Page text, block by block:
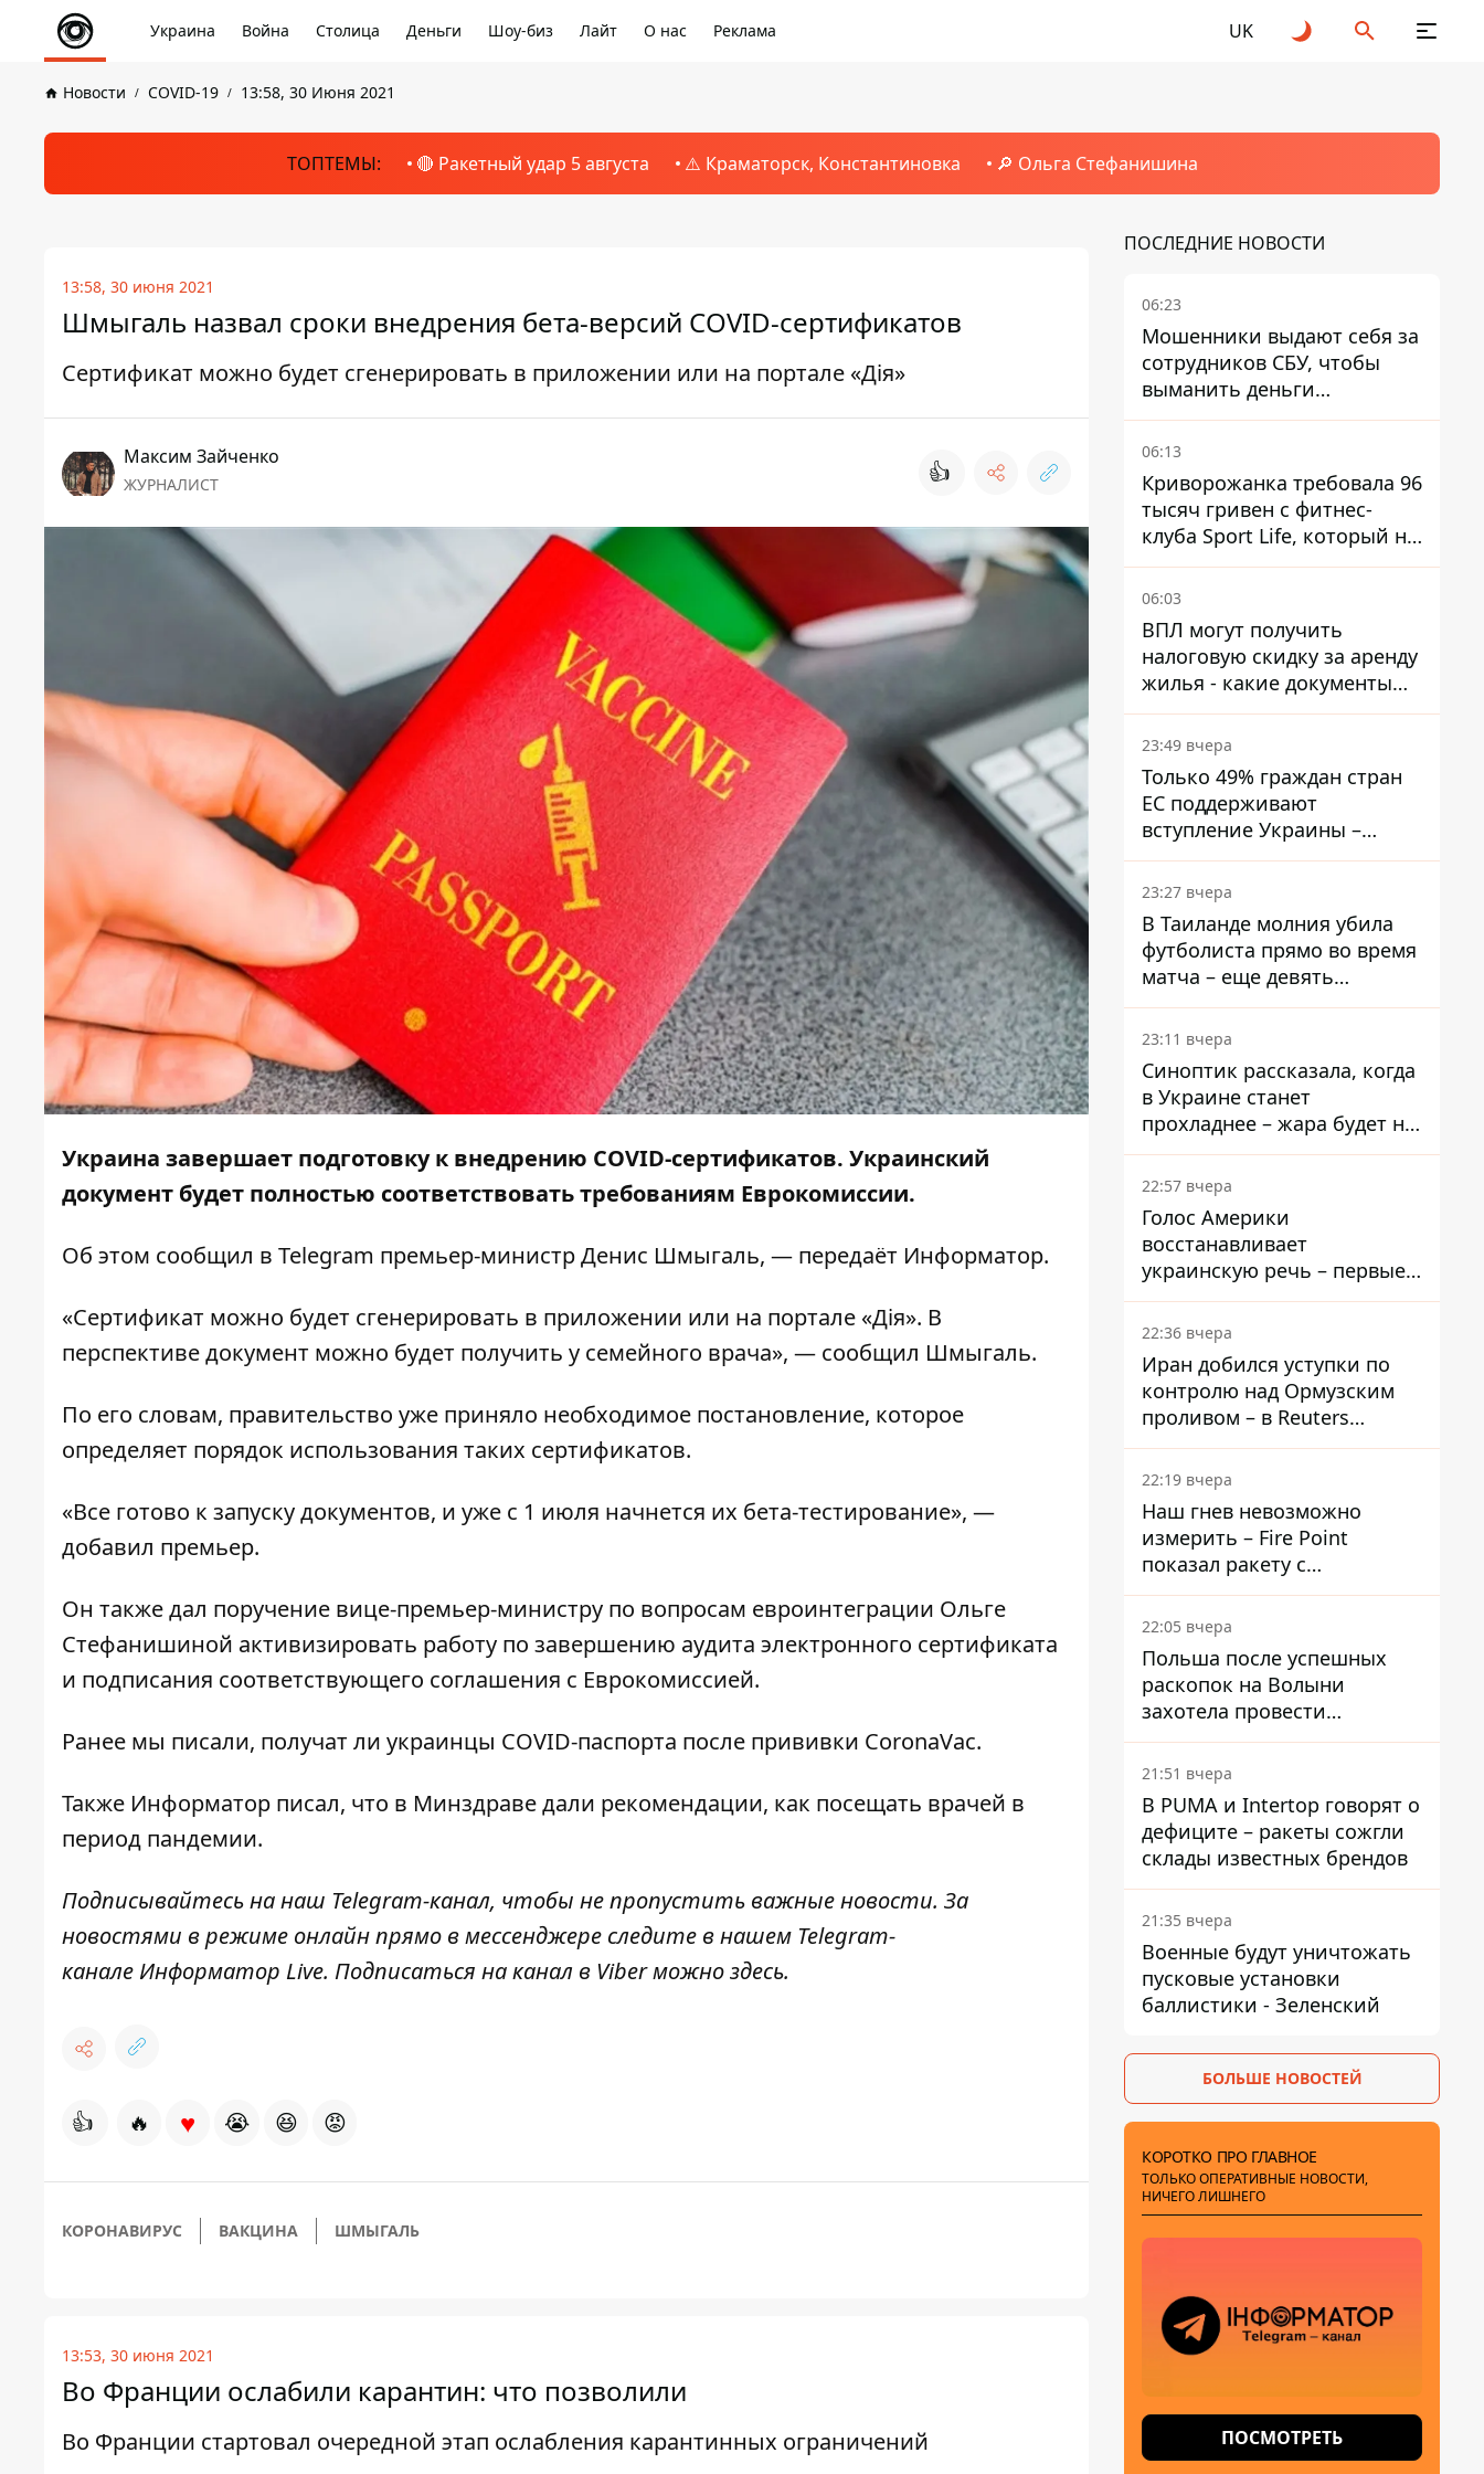
Украина Война Столица Деньги Шоу-биз Лайт О нас Реклама UK
Новости COVID-19 13:58, 30 Июня 2021
ТОПТЕМЫ: 🔴 Ракетный удар 5 августа ⚠️ Краматорск, Константиновка 🔎 Ольга Стефанишина
13:58, 30 июня 2021
Шмыгаль назвал сроки внедрения бета-версий COVID-сертификатов
Сертификат можно будет сгенерировать в приложении или на портале «Дія»
Максим Зайченко
ЖУРНАЛИСТ 👍
Украина завершает подготовку к внедрению COVID-сертификатов. Украинский
документ будет полностью соответствовать требованиям Еврокомиссии.
Об этом сообщил в Telegram премьер-министр Денис Шмыгаль, — передаёт Информатор.
«Сертификат можно будет сгенерировать в приложении или на портале «Дія». В
перспективе документ можно будет получить у семейного врача», — сообщил Шмыгаль.
По его словам, правительство уже приняло необходимое постановление, которое
определяет порядок использования таких сертификатов.
«Все готово к запуску документов, и уже с 1 июля начнется их бета-тестирование», —
добавил премьер.
Он также дал поручение вице-премьер-министру по вопросам евроинтеграции Ольге
Стефанишиной активизировать работу по завершению аудита электронного сертификата
и подписания соответствующего соглашения с Еврокомиссией.
Ранее мы писали, получат ли украинцы COVID-паспорта после прививки CoronaVac.
Также Информатор писал, что в Минздраве дали рекомендации, как посещать врачей в
период пандемии.
Подписывайтесь на наш Telegram-канал, чтобы не пропустить важные новости. За
новостями в режиме онлайн прямо в мессенджере следите в нашем Telegram-
канале Информатор Live. Подписаться на канал в Viber можноздесь.
👍 🔥 ♥ 😭 😆 😡
КОРОНАВИРУС ВАКЦИНА ШМЫГАЛЬ
13:53, 30 июня 2021
Во Франции ослабили карантин: что позволили
Во Франции стартовал очередной этап ослабления карантинных ограничений
ПОСЛЕДНИЕ НОВОСТИ
06:23
Мошенники выдают себя за
сотрудников СБУ, чтобы
выманить деньги
украинцев
06:13
Криворожанка требовала 96
тысяч гривен с фитнес-
клуба Sport Life, который не
пускал ее в бассейн без
медицинской справки –
06:03
ВПЛ могут получить
налоговую скидку за аренду
жилья - какие документы
подать
23:49 вчера
Только 49% граждан стран
ЕС поддерживают
вступление Украины –
результаты опроса
23:27 вчера
В Таиланде молния убила
футболиста прямо во время
матча – еще девять
пострадали
23:11 вчера
Синоптик рассказала, когда
в Украине станет
прохладнее – жара будет не
долго
22:57 вчера
Голос Америки
восстанавливает
украинскую речь – первые
эфиры ожидаются на
следующей неделе
22:36 вчера
Иран добился уступки по
контролю над Ормузским
проливом – в Reuters
раскрыли детали
22:19 вчера
Наш гнев невозможно
измерить – Fire Point
показал ракету с
загадочной отметкой 723
22:05 вчера
Польша после успешных
раскопок на Волыни
захотела провести
эксгумацию в новых местах
21:51 вчера
В PUMA и Intertop говорят о
дефиците – ракеты сожгли
склады известных брендов
21:35 вчера
Военные будут уничтожать
пусковые установки
баллистики - Зеленский
БОЛЬШЕ НОВОСТЕЙ
КОРОТКО ПРО ГЛАВНОЕ
ТОЛЬКО ОПЕРАТИВНЫЕ НОВОСТИ,
НИЧЕГО ЛИШНЕГО
ПОСМОТРЕТЬ